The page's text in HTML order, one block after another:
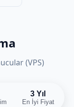
(VPS)
3 Yıl
En İyi Fiyat